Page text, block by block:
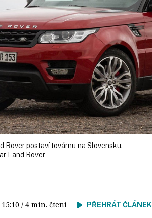
Rover postaví továrnu na Slovensku.
Land Rover
15:10 / 4 min. čtení PŘEHRÁT ČLÁNEK